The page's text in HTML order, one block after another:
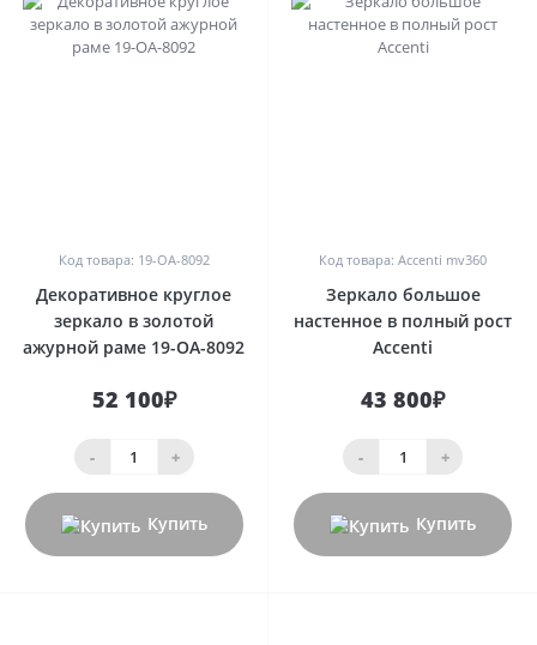
Код товара: 19-OA-8092
Декоративное круглое
зеркало в золотой
ажурной раме 19-OA-8092
52 100₽
- +
Купить
Код товара: Accenti mv360
Зеркало большое
настенное в полный рост
Accenti
43 800₽
- +
Купить